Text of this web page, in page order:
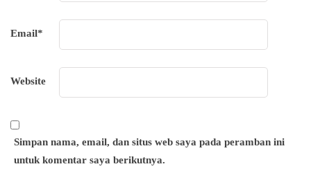
Email*
Website
Simpan nama, email, dan situs web saya pada peramban ini
untuk komentar saya berikutnya.